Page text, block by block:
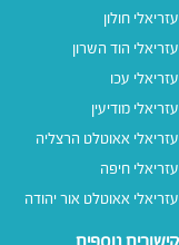
עזריאלי חולון
עזריאלי הוד השרון
עזריאלי עכו
עזריאלי מודיעין
עזריאלי אאוטלט הרצליה
עזריאלי חיפה
עזריאלי אאוטלט אור יהודה